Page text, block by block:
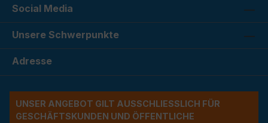
Social Media
Unsere Schwerpunkte
Adresse
UNSER ANGEBOT GILT AUSSCHLIESSLICH FÜR G
ESCHÄFTSKUNDEN UND ÖFFENTLICHE A